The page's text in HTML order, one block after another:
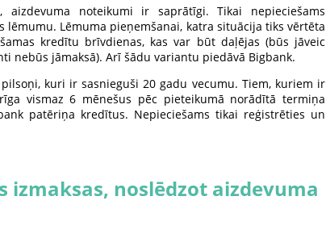
aizdevuma noteikumi ir saprātīgi. Tikai nepieciešams
Lēmuma pieņemšanai, katra situācija tiks vērtēta
kredītu brīvdienas, kas var būt daļējas (būs jāveic
nebūs jāmaksā). Arī šādu variantu piedāvā Bigbank.
kuri ir sasnieguši 20 gadu vecumu. Tiem, kuriem ir
vismaz 6 mēnešus pēc pieteikumā norādītā termiņa
patēriņa kredītus. Nepieciešams tikai reģistrēties un
izmaksas, noslēdzot aizdevuma